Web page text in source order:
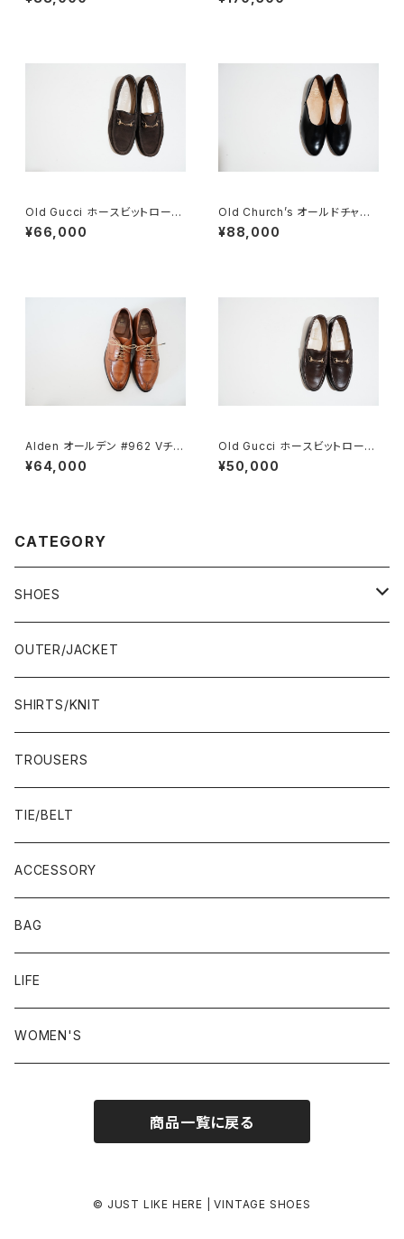
wn Suede
EADSTOCK
Old Gucci ホースビットローフ
ァー 35C スエードDB
¥66,000
Old Church’s オールドチャー
チ ドクターシューズ 9.5F
¥88,000
Alden オールデン #962 Vチッ
プ 9.5D
¥64,000
Old Gucci ホースビットローフ
ァー 35.5C DB
¥50,000
CATEGORY
SHOES
21.5-22.0 cm
22.0-22.5 cm
22.5-23.0 cm
23.0-23.5 cm
23.5-24.0 cm
24.0-24.5 cm
24.5-25.0 cm
25.0-25.5 cm
26.0-26.5 cm
26.5-27.0 cm
OUTER/JACKET
SHIRTS/KNIT
TROUSERS
TIE/BELT
ACCESSORY
BAG
LIFE
WOMEN'S
商品一覧に戻る
© JUST LIKE HERE | VINTAGE SHOES